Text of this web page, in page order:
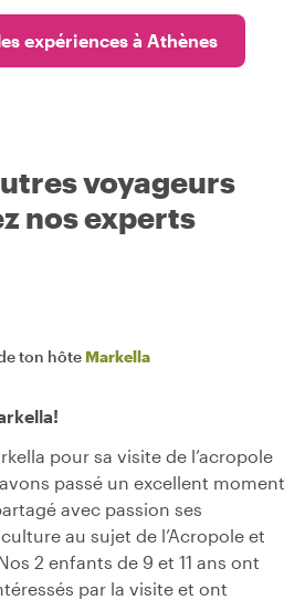
expériences à Athènes
voyageurs
nos experts
ton hôte Markella
pour sa visite de l’acropole
passé un excellent moment
avec passion ses
au sujet de l’Acropole et
2 enfants de 9 et 11 ans ont
par la visite et ont